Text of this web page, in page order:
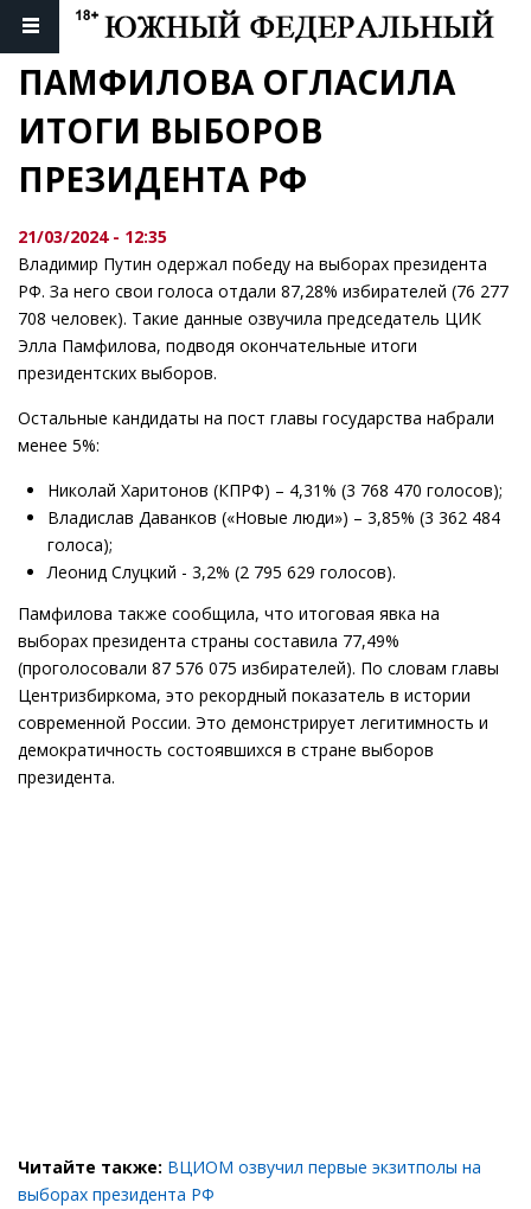
ПАМФИЛОВА ОГЛАСИЛА
ИТОГИ ВЫБОРОВ
ПРЕЗИДЕНТА РФ
21/03/2024 - 12:35
Владимир Путин одержал победу на выборах президента
РФ. За него свои голоса отдали 87,28% избирателей (76 277
708 человек). Такие данные озвучила председатель ЦИК
Элла Памфилова, подводя окончательные итоги
президентских выборов.
Остальные кандидаты на пост главы государства набрали
менее 5%:
Николай Харитонов (КПРФ) – 4,31% (3 768 470 голосов);
Владислав Даванков («Новые люди») – 3,85% (3 362 484
голоса);
Леонид Слуцкий - 3,2% (2 795 629 голосов).
Памфилова также сообщила, что итоговая явка на
выборах президента страны составила 77,49%
(проголосовали 87 576 075 избирателей). По словам главы
Центризбиркома, это рекордный показатель в истории
современной России. Это демонстрирует легитимность и
демократичность состоявшихся в стране выборов
президента.
Читайте также: ВЦИОМ озвучил первые экзитполы на
выборах президента РФ